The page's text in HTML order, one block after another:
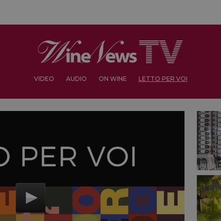
VIDEO AUDIO ON WINE LETTO PER VOI